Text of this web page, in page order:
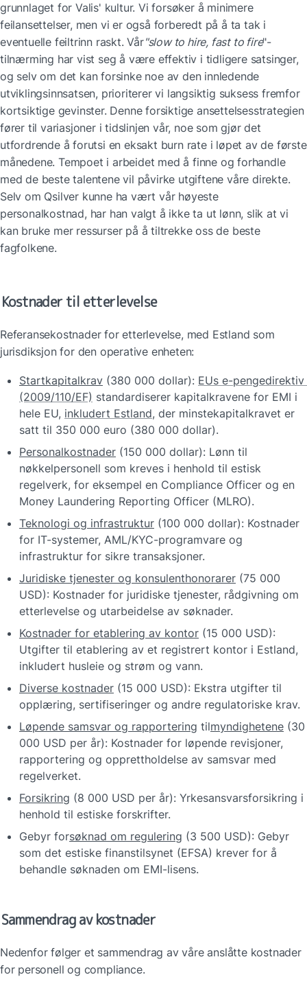
grunnlaget for Valis' kultur. Vi forsøker å minimere
feilansettelser, men vi er også forberedt på å ta tak i
eventuelle feiltrinn raskt. Vår"slow to hire, fast to fire"-
tilnærming har vist seg å være effektiv i tidligere satsinger,
og selv om det kan forsinke noe av den innledende
utviklingsinnsatsen, prioriterer vi langsiktig suksess fremfor
kortsiktige gevinster. Denne forsiktige ansettelsesstrategien
fører til variasjoner i tidslinjen vår, noe som gjør det
utfordrende å forutsi en eksakt burn rate i løpet av de første
månedene. Tempoet i arbeidet med å finne og forhandle
med de beste talentene vil påvirke utgiftene våre direkte.
Selv om Qsilver kunne ha vært vår høyeste
personalkostnad, har han valgt å ikke ta ut lønn, slik at vi
kan bruke mer ressurser på å tiltrekke oss de beste
fagfolkene.
Kostnader til etterlevelse
Referansekostnader for etterlevelse, med Estland som
jurisdiksjon for den operative enheten:
Startkapitalkrav (380 000 dollar): EUs e-pengedirektiv
(2009/110/EF) standardiserer kapitalkravene for EMI i
hele EU, inkludert Estland, der minstekapitalkravet er
satt til 350 000 euro (380 000 dollar).
Personalkostnader (150 000 dollar): Lønn til
nøkkelpersonell som kreves i henhold til estisk
regelverk, for eksempel en Compliance Officer og en
Money Laundering Reporting Officer (MLRO).
Teknologi og infrastruktur (100 000 dollar): Kostnader
for IT-systemer, AML/KYC-programvare og
infrastruktur for sikre transaksjoner.
Juridiske tjenester og konsulenthonorarer (75 000
USD): Kostnader for juridiske tjenester, rådgivning om
etterlevelse og utarbeidelse av søknader.
Kostnader for etablering av kontor (15 000 USD):
Utgifter til etablering av et registrert kontor i Estland,
inkludert husleie og strøm og vann.
Diverse kostnader (15 000 USD): Ekstra utgifter til
opplæring, sertifiseringer og andre regulatoriske krav.
Løpende samsvar og rapportering tilmyndighetene (30
000 USD per år): Kostnader for løpende revisjoner,
rapportering og opprettholdelse av samsvar med
regelverket.
Forsikring (8 000 USD per år): Yrkesansvarsforsikring i
henhold til estiske forskrifter.
Gebyr forsøknad om regulering (3 500 USD): Gebyr
som det estiske finanstilsynet (EFSA) krever for å
behandle søknaden om EMI-lisens.
Sammendrag av kostnader
Nedenfor følger et sammendrag av våre anslåtte kostnader
for personell og compliance.